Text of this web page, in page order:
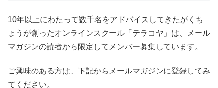
10年以上にわたって数千名をアドバイスしてきたがくち
ょうが創ったオンラインスクール「テラコヤ」は、メール
マガジンの読者から限定してメンバー募集しています。
ご興味のある方は、下記からメールマガジンに登録してみ
てください。